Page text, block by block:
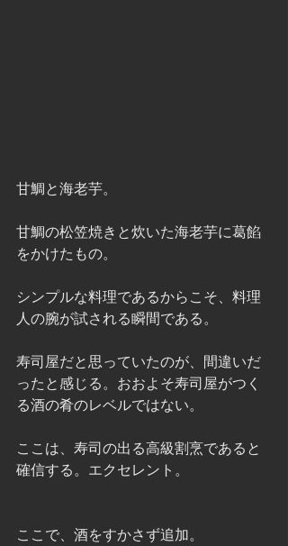
甘鯛と海老芋。
甘鯛の松笠焼きと炊いた海老芋に葛餡
をかけたもの。
シンプルな料理であるからこそ、料理
人の腕が試される瞬間である。
寿司屋だと思っていたのが、間違いだ
ったと感じる。おおよそ寿司屋がつく
る酒の肴のレベルではない。
ここは、寿司の出る高級割烹であると
確信する。エクセレント。
ここで、酒をすかさず追加。